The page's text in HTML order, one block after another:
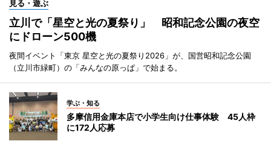
見る・遊ぶ
立川で「星空と光の夏祭り」 昭和記念公園の夜空
にドローン500機
夜間イベント「東京 星空と光の夏祭り2026」が、国営昭和記念公園
（立川市緑町）の「みんなの原っぱ」で始まる。
学ぶ・知る
多摩信用金庫本店で小学生向け仕事体験 45人枠
に172人応募